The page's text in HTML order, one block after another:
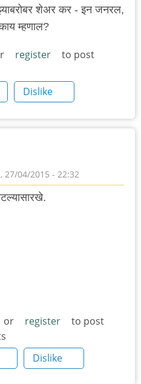
शेअर कर - इन जनरल,
म्हणाल?
register
to post
Dislike
27/04/2015 - 22:32
or register
to post
Dislike